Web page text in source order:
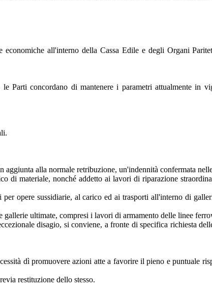
all'interno della Cassa Edile e degli Organi
Parti concordano di mantenere i parametri attualmente in
aggiunta alla normale retribuzione, un'indennità confermata
di materiale, nonché addetto ai lavori di riparazione
opere sussidiarie, al carico ed ai trasporti all'interno di
ultimate, compresi i lavori di armamento delle linee
disagio, si conviene, a fronte di specifica richiesta
dì promuovere azioni atte a favorire il pieno e puntuale
restituzione dello stesso.